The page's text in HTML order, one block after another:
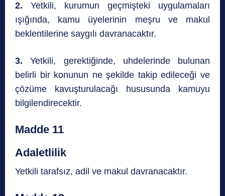
2. Yetkili, kurumun geçmişteki uygulamaları
ışığında, kamu üyelerinin meşru ve makul
beklentilerine saygılı davranacaktır.
3. Yetkili, gerektiğinde, uhdelerinde bulunan
belirli bir konunun ne şekilde takip edileceği ve
çözüme kavuşturulacağı hususunda kamuyu
bilgilendirecektir.
Madde 11
Adaletlilik
Yetkili tarafsız, adil ve makul davranacaktır.